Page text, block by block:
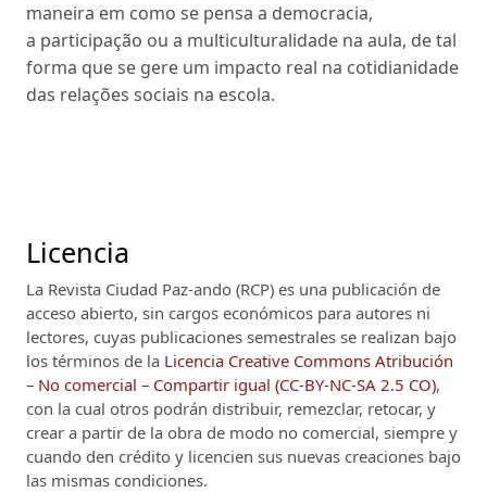
maneira em como se pensa a democracia,
a participação ou a multiculturalidade na aula, de tal
forma que se gere um impacto real na cotidianidade
das relações sociais na escola.
Licencia
La Revista Ciudad Paz-ando (RCP) es una publicación de
acceso abierto, sin cargos económicos para autores ni
lectores, cuyas publicaciones semestrales se realizan bajo
los términos de la Licencia Creative Commons Atribución
– No comercial – Compartir igual (CC-BY-NC-SA 2.5 CO),
con la cual otros podrán distribuir, remezclar, retocar, y
crear a partir de la obra de modo no comercial, siempre y
cuando den crédito y licencien sus nuevas creaciones bajo
las mismas condiciones.